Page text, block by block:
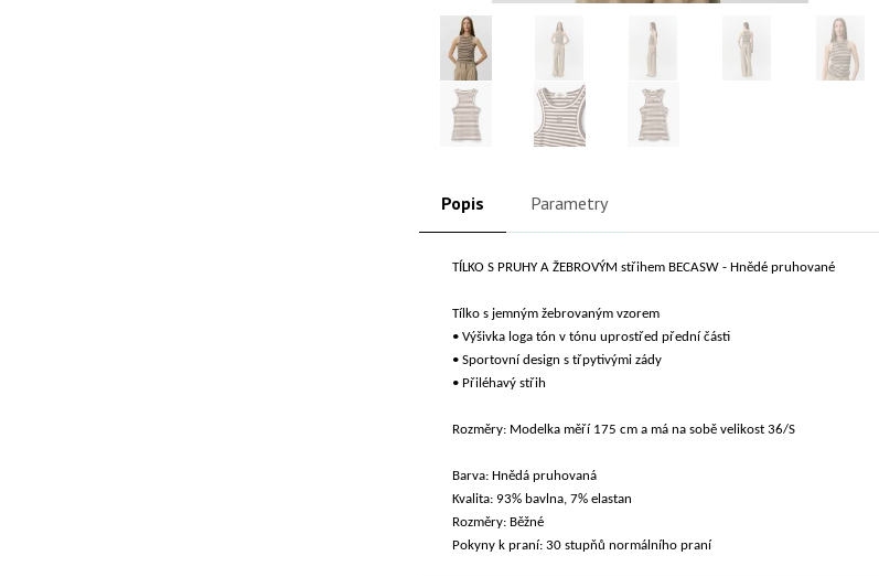
Popis Parametry
TÍLKO S PRUHY A ŽEBROVÝM střihem BECASW - Hnědé pruhované
Tílko s jemným žebrovaným vzorem
• Výšivka loga tón v tónu uprostřed přední části
• Sportovní design s třpytivými zády
• Přiléhavý střih
Rozměry: Modelka měří 175 cm a má na sobě velikost 36/S
Barva: Hnědá pruhovaná
Kvalita: 93% bavlna, 7% elastan
Rozměry: Běžné
Pokyny k praní: 30 stupňů normálního praní